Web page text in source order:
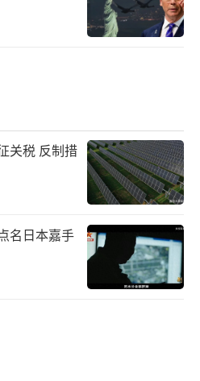
本最怕不确定性，看到
流动和企业投资也会更
美之间会彻底和好。高
全、地缘战略等问题短
。只要双方能在关键领
少能避免冲突升级，给
喘息空间。分歧不可避
。
关税 反制措
名日本嘉手